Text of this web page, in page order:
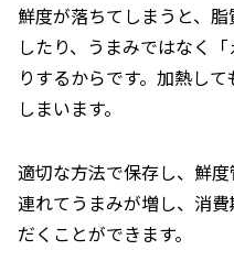
鮮度が落ちてしまうと、
したり、うまみではなく
りするからです。加熱し
しまいます。
適切な方法で保存し、鮮
連れてうまみが増し、消
だくことができます。